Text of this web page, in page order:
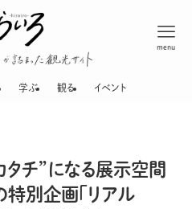
menu
学ぶ 観る イベント
チ”になる展示空間
特別企画「リアル